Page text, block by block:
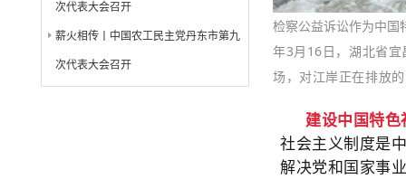
次代表大会召开
薪火相传丨中国农工民主党丹东市第九
次代表大会召开
检察公益诉讼作为中国
年3月16日，湖北省
场，对江岸正在排放
建设中国特
社会主义制度是
解决党和国家事